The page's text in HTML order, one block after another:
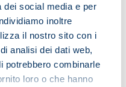
dei social media e per
inoltre
il nostro sito con i
analisi dei dati web,
potrebbero combinarle
loro o che hanno